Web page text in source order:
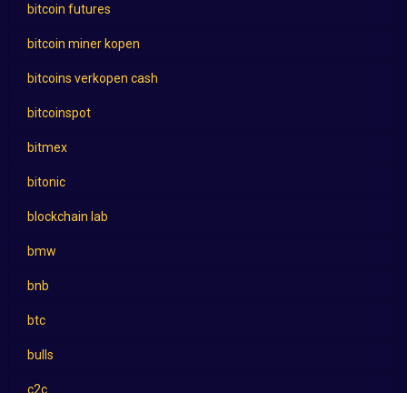
bitcoin futures
bitcoin miner kopen
bitcoins verkopen cash
bitcoinspot
bitmex
bitonic
blockchain lab
bmw
bnb
btc
bulls
c2c